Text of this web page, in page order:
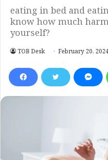
eating in bed and
know how much
yourself?
TOB Desk February 20,